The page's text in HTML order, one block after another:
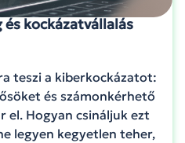
és kockázatvállalás
teszi a kiberkockázatot:
és számonkérhető
el. Hogyan csináljuk ezt
legyen kegyetlen teher,